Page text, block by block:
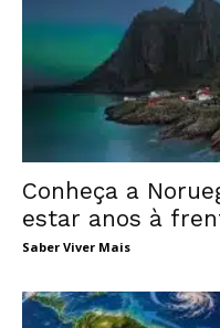
Conheça a
estar anos à
Saber Viver Mais